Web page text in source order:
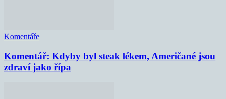
Komentáře
Komentář: Kdyby byl steak lékem, Američané jsou
zdraví jako řípa